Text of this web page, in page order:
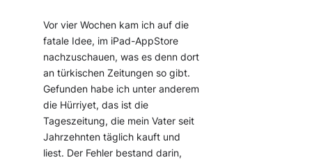
Vor vier Wochen kam ich auf die
fatale Idee, im iPad-AppStore
nachzuschauen, was es denn dort
an türkischen Zeitungen so gibt.
Gefunden habe ich unter anderem
die Hürriyet, das ist die
Tageszeitung, die mein Vater seit
Jahrzehnten täglich kauft und
liest. Der Fehler bestand darin,